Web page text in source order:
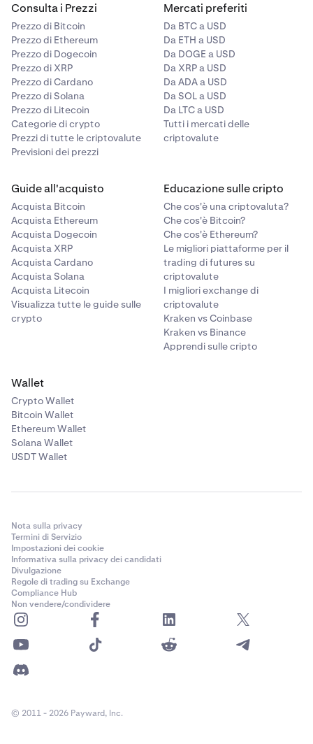
Consulta i Prezzi
Prezzo di Bitcoin
Prezzo di Ethereum
Prezzo di Dogecoin
Prezzo di XRP
Prezzo di Cardano
Prezzo di Solana
Prezzo di Litecoin
Categorie di crypto
Prezzi di tutte le criptovalute
Previsioni dei prezzi
Mercati preferiti
Da BTC a USD
Da ETH a USD
Da DOGE a USD
Da XRP a USD
Da ADA a USD
Da SOL a USD
Da LTC a USD
Tutti i mercati delle
criptovalute
Guide all'acquisto
Acquista Bitcoin
Acquista Ethereum
Acquista Dogecoin
Acquista XRP
Acquista Cardano
Acquista Solana
Acquista Litecoin
Visualizza tutte le guide sulle
crypto
Educazione sulle cripto
Che cos'è una criptovaluta?
Che cos'è Bitcoin?
Che cos'è Ethereum?
Le migliori piattaforme per il
trading di futures su
criptovalute
I migliori exchange di
criptovalute
Kraken vs Coinbase
Kraken vs Binance
Apprendi sulle cripto
Wallet
Crypto Wallet
Bitcoin Wallet
Ethereum Wallet
Solana Wallet
USDT Wallet
Nota sulla privacy
Termini di Servizio
Impostazioni dei cookie
Informativa sulla privacy dei candidati
Divulgazione
Regole di trading su Exchange
Compliance Hub
Non vendere/condividere
© 2011 - 2026 Payward, Inc.